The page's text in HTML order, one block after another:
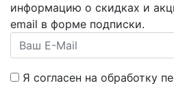
информацию о скидках и
email в форме подписки.
Я согласен на обработку